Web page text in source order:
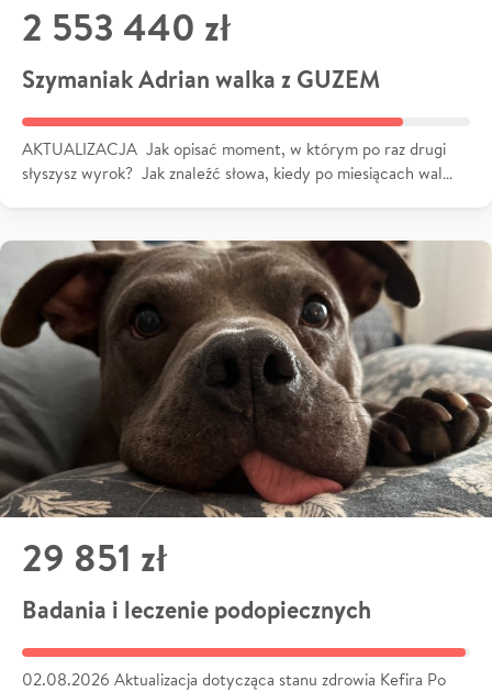
2 553 440 zł
Szymaniak Adrian walka z GUZEM
AKTUALIZACJA Jak opisać moment, w którym po raz drugi
słyszysz wyrok? Jak znaleźć słowa, kiedy po miesiącach wal…
29 851 zł
Badania i leczenie podopiecznych
02.08.2026 Aktualizacja dotycząca stanu zdrowia Kefira Po